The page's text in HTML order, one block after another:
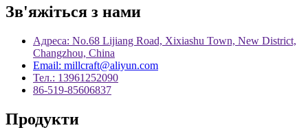
Зв'яжіться з нами
Адреса: No.68 Lijiang Road, Xixiashu Town, New District,
Changzhou, China
Email: millcraft@aliyun.com
Тел.: 13961252090
86-519-85606837
Продукти